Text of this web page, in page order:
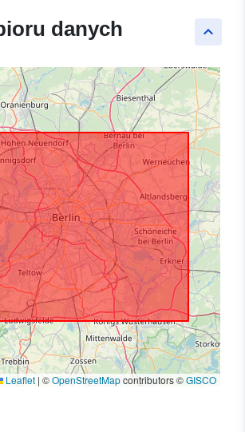
keyboard_arrow_up
danych
Leaflet | ©OpenStreetMapcontributors ©GISCO